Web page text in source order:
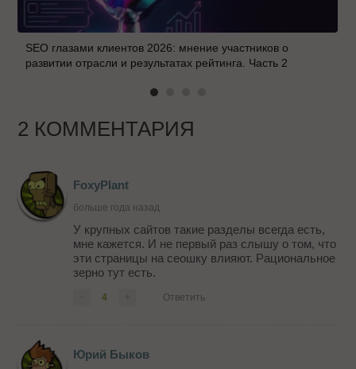
SEO глазами клиентов 2026: мнение участников о
развитии отрасли и результатах рейтинга. Часть 2
2 КОММЕНТАРИЯ
FoxyPlant
больше года назад
У крупных сайтов такие разделы всегда есть,
мне кажется. И не первый раз слышу о том, что
эти страницы на сеошку влияют. Рациональное
зерно тут есть.
4 Ответить
Юрий Быков